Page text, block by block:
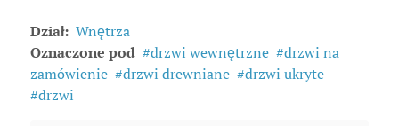
Dział: Wnętrza
Oznaczone pod
drzwi wewnętrzne
drzwi na
zamówienie
drzwi drewniane
drzwi ukryte
drzwi